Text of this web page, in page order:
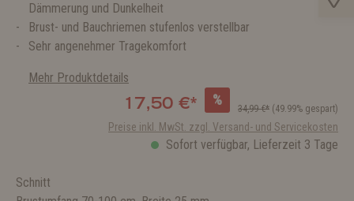
Dämmerung und Dunkelheit
Brust- und Bauchriemen stufenlos verstellbar
Sehr angenehmer Tragekomfort
Mehr Produktdetails
17,50 €* %
34,99 €* (49.99% gespart)
Preise inkl. MwSt. zzgl. Versand- und Servicekosten
Sofort verfügbar, Lieferzeit 3 Tage
Schnitt